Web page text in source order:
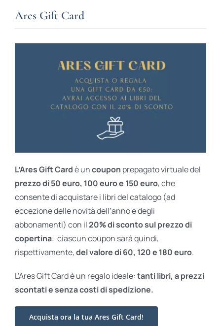
Ares Gift Card
L’Ares Gift Cardè uncoupon prepagato virtuale del
prezzo di 50 euro, 100 euro e 150 euro, che
consente di acquistare i libri del catalogo (ad
eccezione delle novità dell’anno e degli
abbonamenti) con il20% di sconto sul prezzo di
copertina: ciascun coupon sarà quindi,
rispettivamente,del valore di 60, 120 e 180 euro.
L’Ares Gift Card è un regalo ideale: tanti libri, a prezzi
scontati esenza costi di spedizione.
Acquista ora la tua Ares Gift Card!